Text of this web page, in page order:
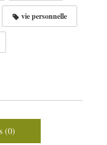
vie personnelle
(0)